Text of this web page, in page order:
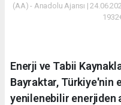
(AA) - Anadolu Ajansı |
Enerji ve Tabii
Bayraktar, Türkiye'nin
yenilenebilir enerjiden